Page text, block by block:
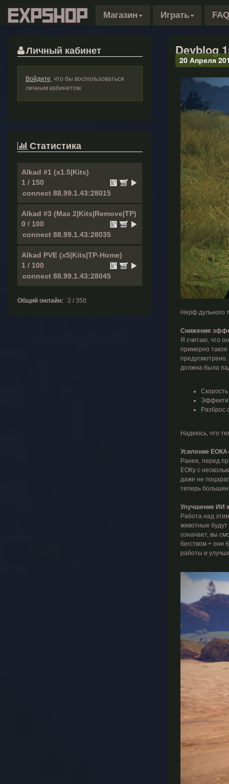
Магазин Играть FAQ
Личный кабинет
Войдите, что бы воспользоваться
личным кабинетом.
Статистика
Alkad #1 (x1.5|Kits)
1 / 150
Alkad #3 (Max 2|Kits|Remove|TP)
0 / 100
Alkad PVE (x5|Kits|TP-Home)
1 / 100
Общий онлайн: 2 / 350
Devblog
20 Апреля
Нерф дульного
Снижение
Я считаю, что
примерно такое
должна была
Разброс
Надеюсь, что
Усиление
Ранее, перед
ЕОКу с
даже не
теперь
Улучшение ИИ
Работа над
животные будут
означает, вы
бегством + они
работы и